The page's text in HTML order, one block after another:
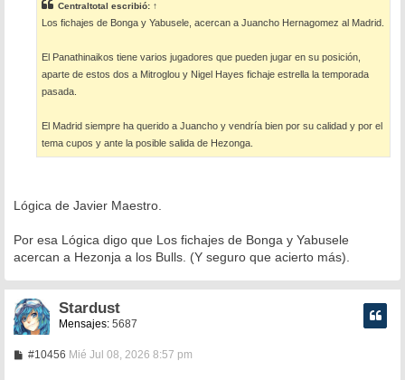
a
j
Centraltotal escribió: ↑
Los fichajes de Bonga y Yabusele, acercan a Juancho Hernagomez al Madrid.
El Panathinaikos tiene varios jugadores que pueden jugar en su posición,
aparte de estos dos a Mitroglou y Nigel Hayes fichaje estrella la temporada
pasada.
El Madrid siempre ha querido a Juancho y vendría bien por su calidad y por el
tema cupos y ante la posible salida de Hezonga.
Lógica de Javier Maestro.
Por esa Lógica digo que Los fichajes de Bonga y Yabusele
acercan a Hezonja a los Bulls. (Y seguro que acierto más).
Stardust
Mensajes: 5687
#10456MMié Jul 08, 2026 8:57 pm